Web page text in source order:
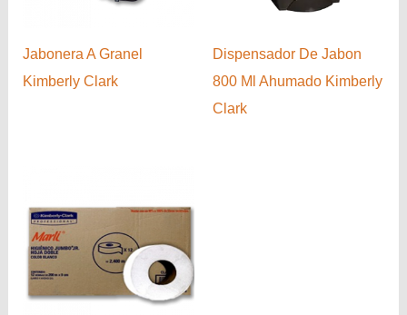
Jabonera A Granel
Kimberly Clark
Dispensador De Jabon
800 Ml Ahumado Kimberly
Clark